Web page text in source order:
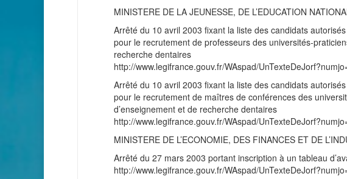
MINISTERE DE LA JEUNESSE, DE L’EDUCATION
Arrêté du 10 avril 2003 fixant la liste des candidats
pour le recrutement de professeurs des universités-
recherche dentaires
http://www.legifrance.gouv.fr/WAspad/
Arrêté du 10 avril 2003 fixant la liste des candidats
pour le recrutement de maîtres de conférences des
d’enseignement et de recherche dentaires
http://www.legifrance.gouv.fr/WAspad/
MINISTERE DE L’ECONOMIE, DES FINANCES ET DE
Arrêté du 27 mars 2003 portant inscription à un tableau
http://www.legifrance.gouv.fr/WAspad/